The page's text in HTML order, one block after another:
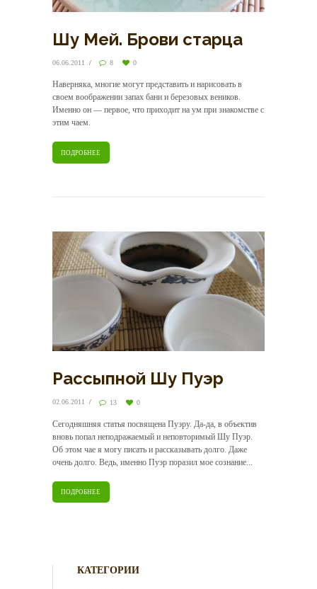
Шу Мей. Брови старца
06.06.2011 8 0
Наверняка, многие могут представить и нарисовать в
своем воображении запах бани и березовых веников.
Именно он — первое, что приходит на ум при знакомстве с
этим чаем.
ПОДРОБНЕЕ
Рассыпной Шу Пуэр
02.06.2011 13 0
Сегодняшняя статья посвящена Пуэру. Да-да, в объектив
вновь попал неподражаемый и неповторимый Шу Пуэр.
Об этом чае я могу писать и рассказывать долго. Даже
очень долго. Ведь, именно Пуэр поразил мое сознание...
ПОДРОБНЕЕ
КАТЕГОРИИ